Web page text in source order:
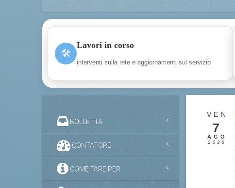
🛠
Lavori in corso
interventi sulla rete e aggiornamenti sul servizio
VEN
7
AGO
2026
BOLLETTA
CONTATORE
COME FARE PER...